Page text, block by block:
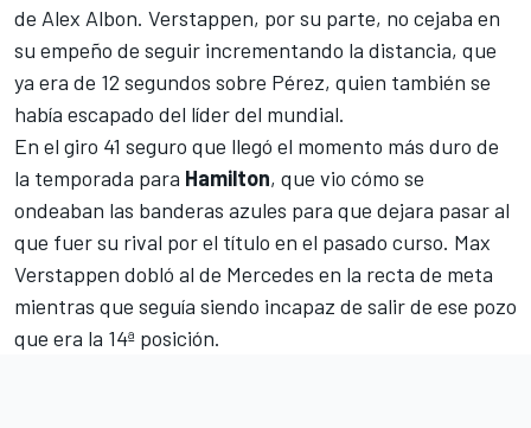
de Alex Albon. Verstappen, por su parte, no cejaba en
su empeño de seguir incrementando la distancia, que
ya era de 12 segundos sobre Pérez, quien también se
había escapado del líder del mundial.
En el giro 41 seguro que llegó el momento más duro de
la temporada para Hamilton, que vio cómo se
ondeaban las banderas azules para que dejara pasar al
que fuer su rival por el título en el pasado curso. Max
Verstappen dobló al de Mercedes en la recta de meta
mientras que seguía siendo incapaz de salir de ese pozo
que era la 14ª posición.